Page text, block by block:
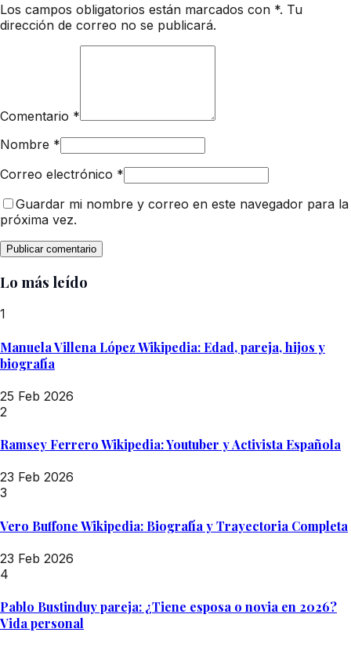
Los campos obligatorios están marcados con *. Tu
dirección de correo no se publicará.
Comentario *
Nombre *
Correo electrónico *
Guardar mi nombre y correo en este navegador para la
próxima vez.
Lo más leído
1
Manuela Villena López Wikipedia: Edad, pareja, hijos y
biografía
25 Feb 2026
2
Ramsey Ferrero Wikipedia: Youtuber y Activista Española
23 Feb 2026
3
Vero Buffone Wikipedia: Biografía y Trayectoria Completa
23 Feb 2026
4
Pablo Bustinduy pareja: ¿Tiene esposa o novia en 2026?
Vida personal